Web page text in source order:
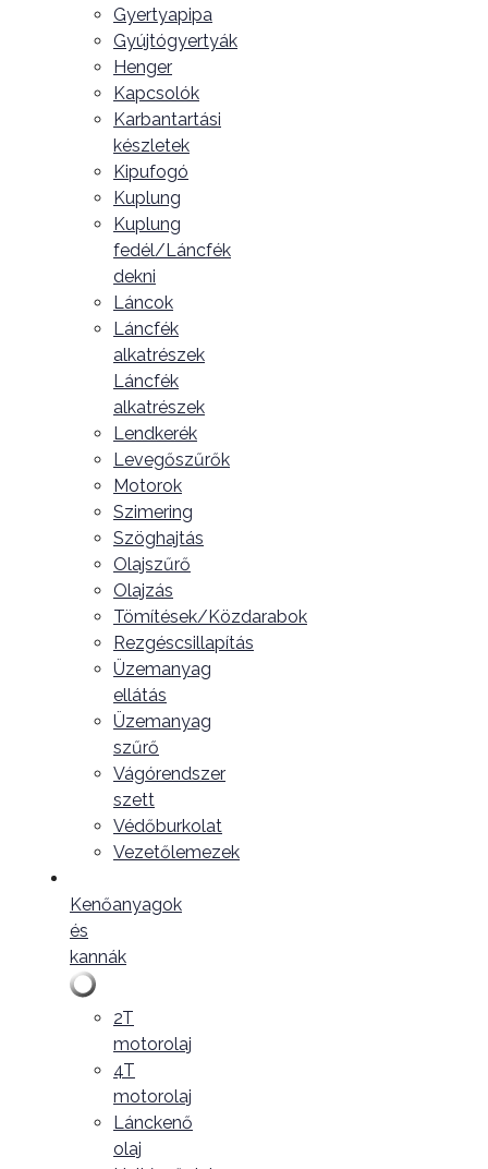
Gyertyapipa
Gyújtógyertyák
Henger
Kapcsolók
Karbantartási
készletek
Kipufogó
Kuplung
Kuplung
fedél/Láncfék
dekni
Láncok
Láncfék
alkatrészek
Láncfék
alkatrészek
Lendkerék
Levegőszűrők
Motorok
Szimering
Szöghajtás
Olajszűrő
Olajzás
Tömítések/Közdarabok
Rezgéscsillapítás
Üzemanyag
ellátás
Üzemanyag
szűrő
Vágórendszer
szett
Védőburkolat
Vezetőlemezek
Kenőanyagok
és
kannák
2T
motorolaj
4T
motorolaj
Lánckenő
olaj